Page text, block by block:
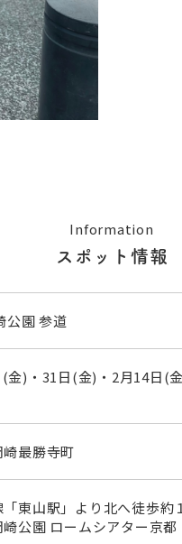
Information
スポット情報
公園 参道
金)・31日(金)・2月14日(
最勝寺町
「東山駅」より北へ徒歩約
崎公園 ロームシアター京